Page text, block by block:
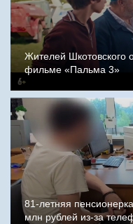
Жителей Шкотовского
фильме «Пальма 3»
81-летняя
млн рублей из-за